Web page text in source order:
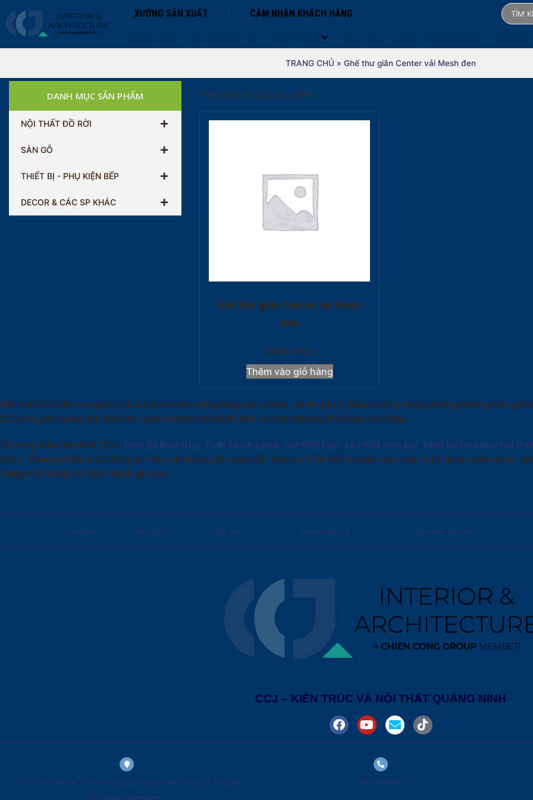
XƯỞNG SẢN XUẤT CẢM NHẬN KHÁCH HÀNG
TRANG CHỦ » Ghế thư giãn Center vải Mesh đen
DANH MỤC SẢN PHẨM
NỘI THẤT ĐỒ RỜI
SÀN GỖ
THIẾT BỊ - PHỤ KIỆN BẾP
DECOR & CÁC SP KHÁC
Hiển thị kết quả duy nhất
Ghế thư giãn Center vải Mesh
đen
4.000.000 ₫
Thêm vào giỏ hàng
Nội thất CCJ đề cao giá trị và sự khác biệt trong từng sản phẩm, chinh phục khách hàng bằng những những sản
CCJ chuyên cung cấp Ghế thư giãn Center vải Mesh đen và các loại nội thất cao cấp khác
Thương hiệu Nội thất CCJ: thiết kế kiến trúc, thiết kế nhà phố, nội thất bếp, xây nhà trọn gói, thiết kế thi công nội
khác. Thương hiệu CCJ đang sở hữu hệ thống đội ngũ kiến trúc sư thiết kế chuyên môn cao, luôn lắng nghe và tư
hàng trên khắp cả nước đánh giá cao.
Trang Chủ Giới Thiệu Kiến Trúc Thi Công Nội Thất Cẩm Nang Nội Thất
CCJ – KIẾN TRÚC VÀ NỘI THẤT QUẢNG NINH
Trụ sở chính: Lô A8, Ô 31 và 32, Khu đô thị MonBay, Phố Hải Long, P. Hồng Hải,
TP. Hạ Long, Quảng Ninh
093.8598.666